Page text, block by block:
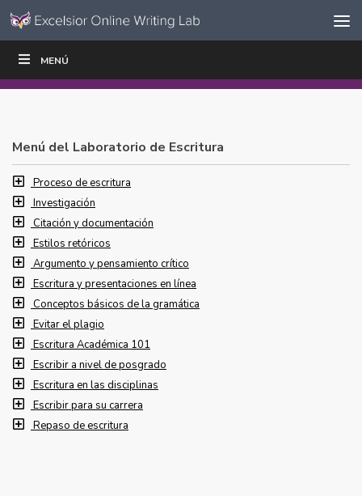
Ir al contenido
navegación
MENÚ
ESCRIBIR
Menú del Laboratorio de Escritura
Proceso de escritura
Investigación
Citación y documentación
Estilos retóricos
Argumento y pensamiento crítico
Escritura y presentaciones en línea
Conceptos básicos de la gramática
Evitar el plagio
Escritura Académica 101
Escribir a nivel de posgrado
Escritura en las disciplinas
Escribir para su carrera
Repaso de escritura